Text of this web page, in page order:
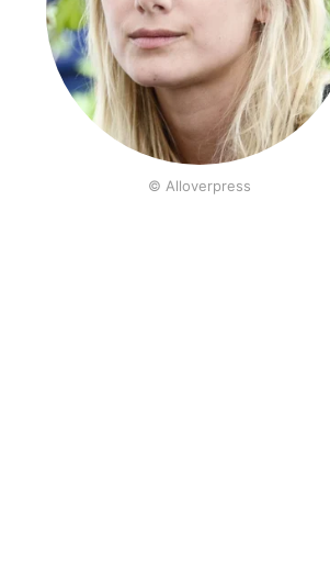
© Alloverpress